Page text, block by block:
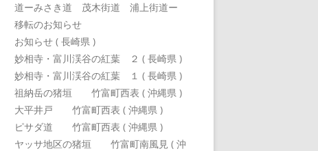
道ーみさき道 茂木街道 浦上街道ー
移転のお知らせ
お知らせ ( 長崎県 )
妙相寺・富川渓谷の紅葉 ２ ( 長崎県 )
妙相寺・富川渓谷の紅葉 １ ( 長崎県 )
祖納岳の猪垣 竹富町西表 ( 沖縄県 )
大平井戸 竹富町西表 ( 沖縄県 )
ピサダ道 竹富町西表 ( 沖縄県 )
ヤッサ地区の猪垣 竹富町南風見 ( 沖